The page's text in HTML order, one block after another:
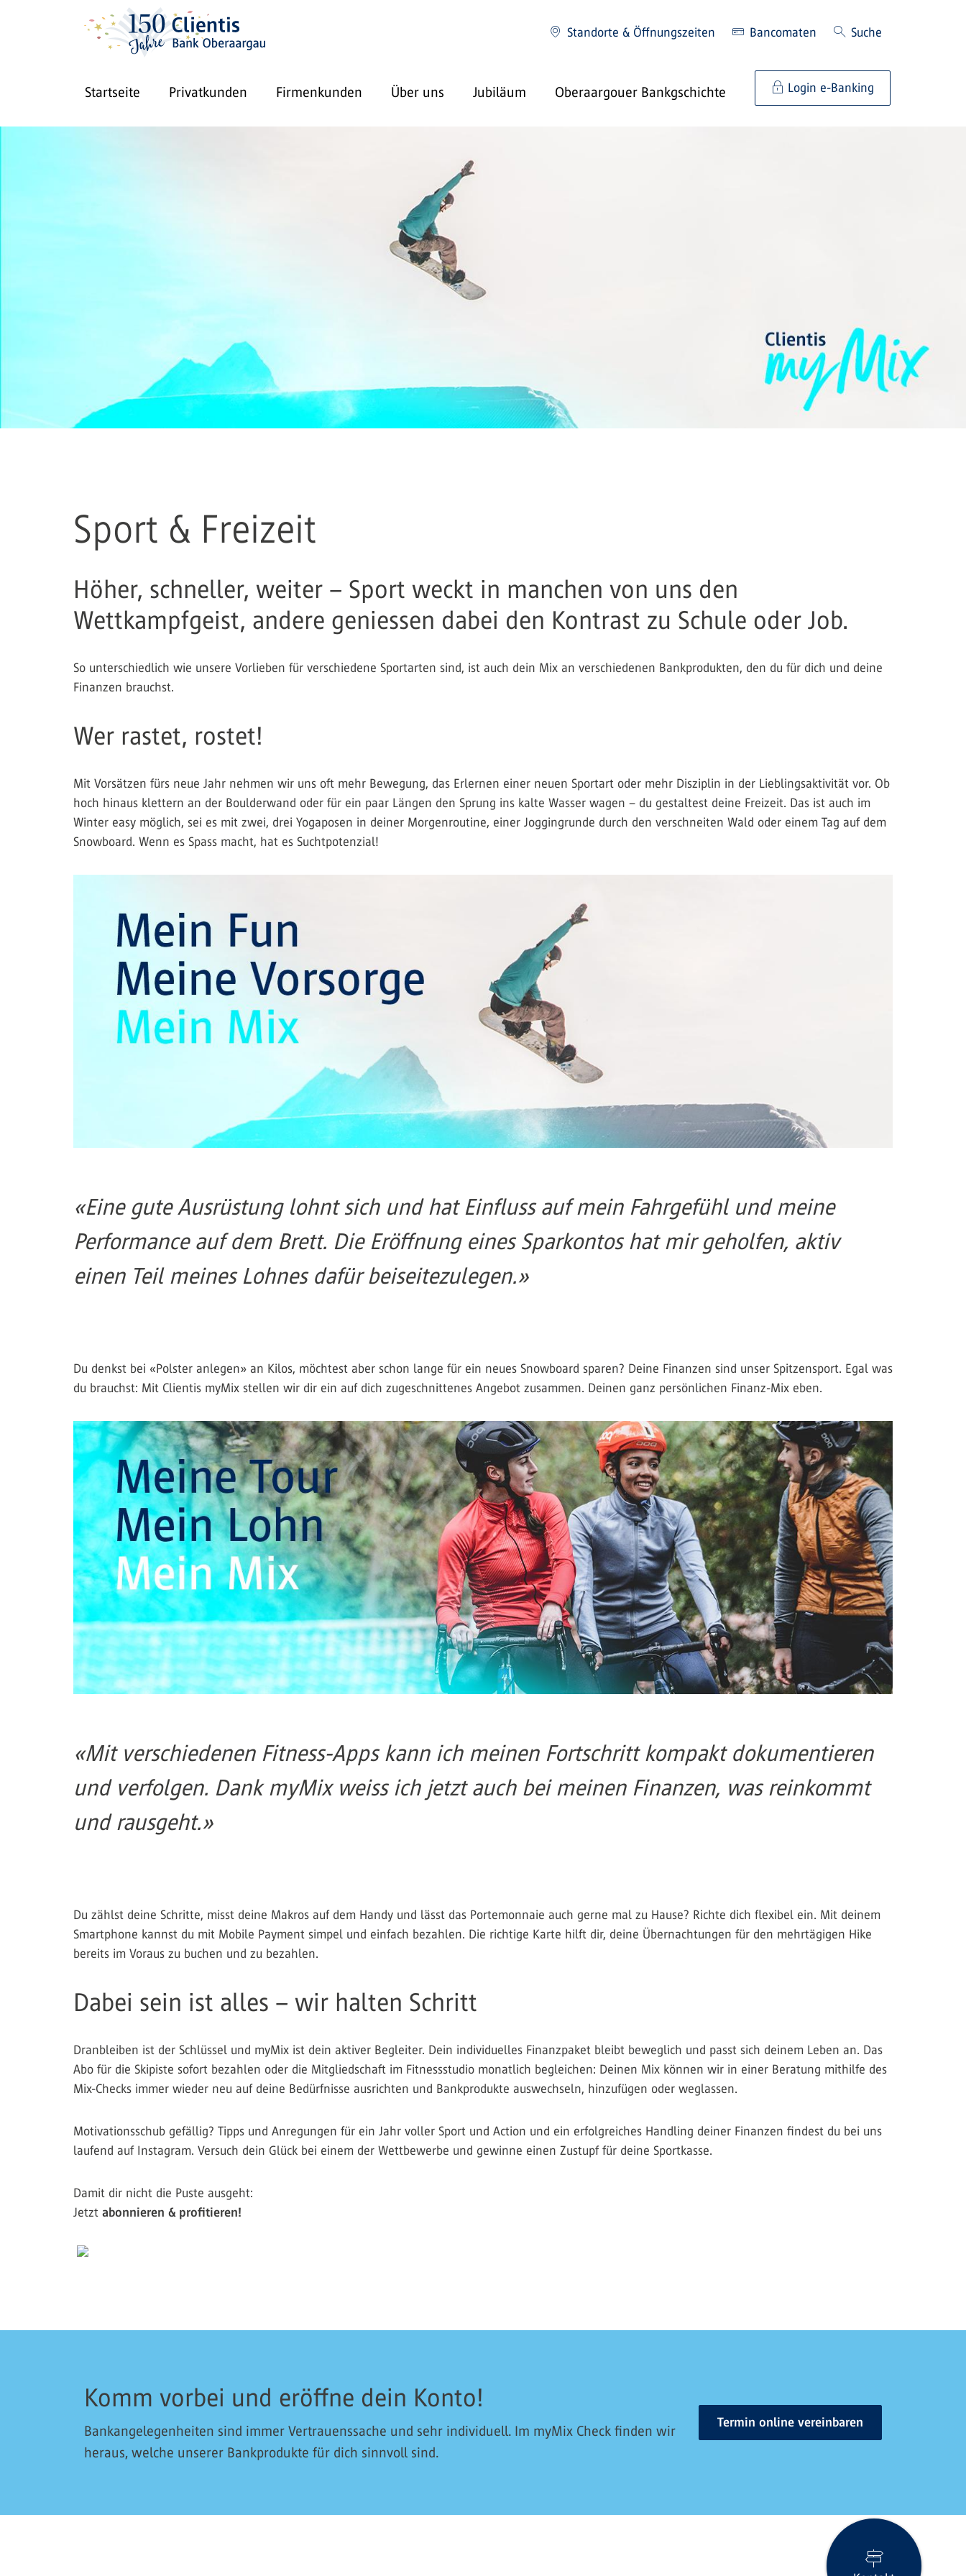
Standorte & Öffnungszeiten Bancomaten Suche
Startseite Privatkunden Firmenkunden Über uns Jubiläum Oberaargouer Bankgschichte Login e-Banking
Sport & Freizeit
Höher, schneller, weiter – Sport weckt in manchen von uns den
Wettkampfgeist, andere geniessen dabei den Kontrast zu Schule oder Job.
So unterschiedlich wie unsere Vorlieben für verschiedene Sportarten sind, ist auch dein Mix an verschiedenen Bankprodukten, den du für dich und deine
Finanzen brauchst.
Wer rastet, rostet!
Mit Vorsätzen fürs neue Jahr nehmen wir uns oft mehr Bewegung, das Erlernen einer neuen Sportart oder mehr Disziplin in der Lieblingsaktivität vor. Ob
hoch hinaus klettern an der Boulderwand oder für ein paar Längen den Sprung ins kalte Wasser wagen – du gestaltest deine Freizeit. Das ist auch im
Winter easy möglich, sei es mit zwei, drei Yogaposen in deiner Morgenroutine, einer Joggingrunde durch den verschneiten Wald oder einem Tag auf dem
Snowboard. Wenn es Spass macht, hat es Suchtpotenzial!
«Eine gute Ausrüstung lohnt sich und hat Einfluss auf mein Fahrgefühl und meine
Performance auf dem Brett. Die Eröffnung eines Sparkontos hat mir geholfen, aktiv
einen Teil meines Lohnes dafür beiseitezulegen.»
Du denkst bei «Polster anlegen» an Kilos, möchtest aber schon lange für ein neues Snowboard sparen? Deine Finanzen sind unser Spitzensport. Egal was
du brauchst: Mit Clientis myMix stellen wir dir ein auf dich zugeschnittenes Angebot zusammen. Deinen ganz persönlichen Finanz-Mix eben.
«Mit verschiedenen Fitness-Apps kann ich meinen Fortschritt kompakt dokumentieren
und verfolgen. Dank myMix weiss ich jetzt auch bei meinen Finanzen, was reinkommt
und rausgeht.»
Du zählst deine Schritte, misst deine Makros auf dem Handy und lässt das Portemonnaie auch gerne mal zu Hause? Richte dich flexibel ein. Mit deinem
Smartphone kannst du mit Mobile Payment simpel und einfach bezahlen. Die richtige Karte hilft dir, deine Übernachtungen für den mehrtägigen Hike
bereits im Voraus zu buchen und zu bezahlen.
Dabei sein ist alles – wir halten Schritt
Dranbleiben ist der Schlüssel und myMix ist dein aktiver Begleiter. Dein individuelles Finanzpaket bleibt beweglich und passt sich deinem Leben an. Das
Abo für die Skipiste sofort bezahlen oder die Mitgliedschaft im Fitnessstudio monatlich begleichen: Deinen Mix können wir in einer Beratung mithilfe des
Mix-Checks immer wieder neu auf deine Bedürfnisse ausrichten und Bankprodukte auswechseln, hinzufügen oder weglassen.
Motivationsschub gefällig? Tipps und Anregungen für ein Jahr voller Sport und Action und ein erfolgreiches Handling deiner Finanzen findest du bei uns
laufend auf Instagram. Versuch dein Glück bei einem der Wettbewerbe und gewinne einen Zustupf für deine Sportkasse.
Damit dir nicht die Puste ausgeht:
Jetzt abonnieren & profitieren!
Komm vorbei und eröffne dein Konto!
Bankangelegenheiten sind immer Vertrauenssache und sehr individuell. Im myMix Check finden wir
heraus, welche unserer Bankprodukte für dich sinnvoll sind.
Termin online vereinbaren